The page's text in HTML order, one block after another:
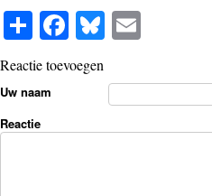
S
ha
re
Fa
ce
bo
Bl
ue
sk
y
ail
Reactie toevoegen
Uw naam
Reactie